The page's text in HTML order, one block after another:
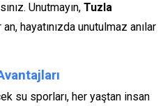
Unutmayın, Tuzla
hayatınızda unutulmaz anılar
su sporları, her yaştan insan